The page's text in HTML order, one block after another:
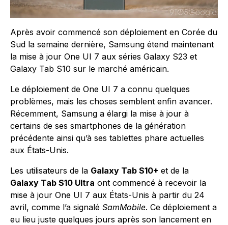
Après avoir commencé son déploiement en Corée du
Sud la semaine dernière, Samsung étend maintenant
la mise à jour One UI 7 aux séries Galaxy S23 et
Galaxy Tab S10 sur le marché américain.
Le déploiement de One UI 7 a connu quelques
problèmes, mais les choses semblent enfin avancer.
Récemment, Samsung a élargi la mise à jour à
certains de ses smartphones de la génération
précédente ainsi qu’à ses tablettes phare actuelles
aux États-Unis.
Les utilisateurs de la Galaxy Tab S10+ et de la
Galaxy Tab S10 Ultra ont commencé à recevoir la
mise à jour One UI 7 aux États-Unis à partir du 24
avril, comme l’a signalé SamMobile. Ce déploiement a
eu lieu juste quelques jours après son lancement en